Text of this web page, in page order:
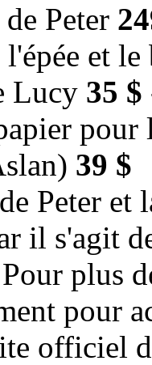
Peter
l'épée et
Lucy 35 $
pour
39 $
Peter et
il s'agit
plus
pour
officiel